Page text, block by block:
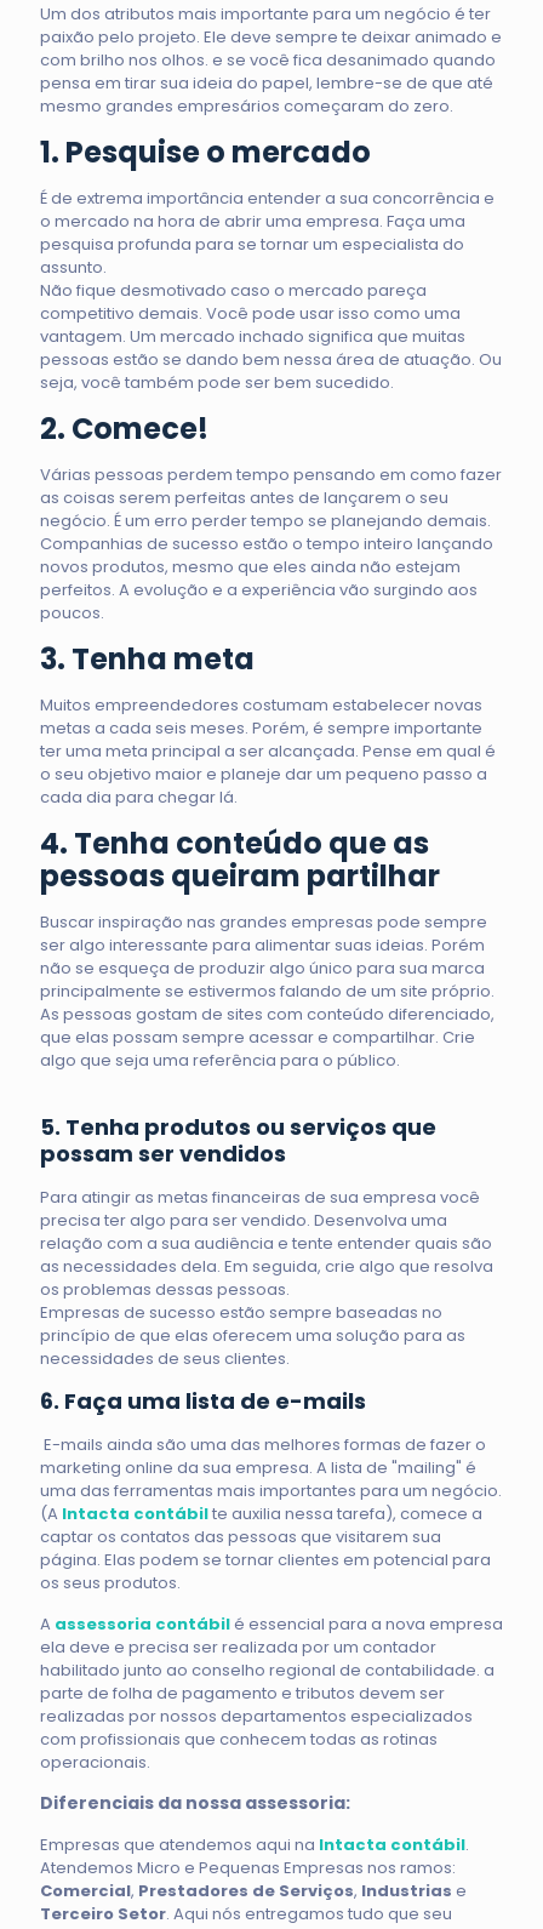
Um dos atributos mais importante para um negócio é ter
paixão pelo projeto. Ele deve sempre te deixar animado e
com brilho nos olhos. e se você fica desanimado quando
pensa em tirar sua ideia do papel, lembre-se de que até
mesmo grandes empresários começaram do zero.
1. Pesquise o mercado
É de extrema importância entender a sua concorrência e
o mercado na hora de abrir uma empresa. Faça uma
pesquisa profunda para se tornar um especialista do
assunto.
Não fique desmotivado caso o mercado pareça
competitivo demais. Você pode usar isso como uma
vantagem. Um mercado inchado significa que muitas
pessoas estão se dando bem nessa área de atuação. Ou
seja, você também pode ser bem sucedido.
2. Comece!
Várias pessoas perdem tempo pensando em como fazer
as coisas serem perfeitas antes de lançarem o seu
negócio. É um erro perder tempo se planejando demais.
Companhias de sucesso estão o tempo inteiro lançando
novos produtos, mesmo que eles ainda não estejam
perfeitos. A evolução e a experiência vão surgindo aos
poucos.
3. Tenha meta
Muitos empreendedores costumam estabelecer novas
metas a cada seis meses. Porém, é sempre importante
ter uma meta principal a ser alcançada. Pense em qual é
o seu objetivo maior e planeje dar um pequeno passo a
cada dia para chegar lá.
4. Tenha conteúdo que as
pessoas queiram partilhar
Buscar inspiração nas grandes empresas pode sempre
ser algo interessante para alimentar suas ideias. Porém
não se esqueça de produzir algo único para sua marca
principalmente se estivermos falando de um site próprio.
As pessoas gostam de sites com conteúdo diferenciado,
que elas possam sempre acessar e compartilhar. Crie
algo que seja uma referência para o público.
5. Tenha produtos ou serviços que
possam ser vendidos
Para atingir as metas financeiras de sua empresa você
precisa ter algo para ser vendido. Desenvolva uma
relação com a sua audiência e tente entender quais são
as necessidades dela. Em seguida, crie algo que resolva
os problemas dessas pessoas.
Empresas de sucesso estão sempre baseadas no
princípio de que elas oferecem uma solução para as
necessidades de seus clientes.
6. Faça uma lista de e-mails
E-mails ainda são uma das melhores formas de fazer o
marketing online da sua empresa. A lista de "mailing" é
uma das ferramentas mais importantes para um negócio.
(A Intacta contábilte auxilia nessa tarefa), comece a
captar os contatos das pessoas que visitarem sua
página. Elas podem se tornar clientes em potencial para
os seus produtos.
A assessoria contábilé essencial para a nova empresa
ela deve e precisa ser realizada por um contador
habilitado junto ao conselho regional de contabilidade. a
parte de folha de pagamento e tributos devem ser
realizadas por nossos departamentos especializados
com profissionais que conhecem todas as rotinas
operacionais.
Diferenciais da nossa assessoria:
Empresas que atendemos aqui na Intacta contábil.
Atendemos Micro e Pequenas Empresas nos ramos:
Comercial, Prestadores de Serviços, Industrias e
Terceiro Setor. Aqui nós entregamos tudo que seu